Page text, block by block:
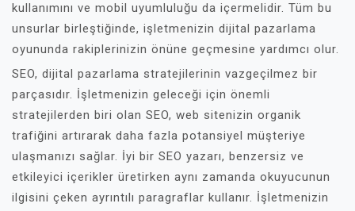
kullanımını ve mobil uyumluluğu da içermelidir. Tüm bu
unsurlar birleştiğinde, işletmenizin dijital pazarlama
oyununda rakiplerinizin önüne geçmesine yardımcı olur.
SEO, dijital pazarlama stratejilerinin vazgeçilmez bir
parçasıdır. İşletmenizin geleceği için önemli
stratejilerden biri olan SEO, web sitenizin organik
trafiğini artırarak daha fazla potansiyel müşteriye
ulaşmanızı sağlar. İyi bir SEO yazarı, benzersiz ve
etkileyici içerikler üretirken aynı zamanda okuyucunun
ilgisini çeken ayrıntılı paragraflar kullanır. İşletmenizin